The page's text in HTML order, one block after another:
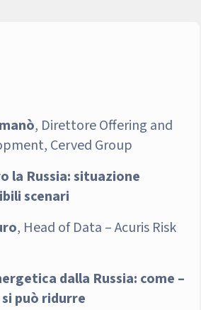
, Direttore Offering and
Cerved Group
la Russia: situazione
scenari
, Head of Data – Acuris Risk
dalla Russia: come –
può ridurre